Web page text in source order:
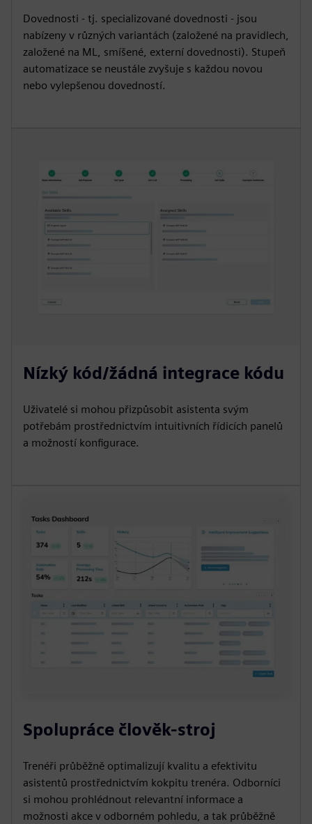
Dovednosti - tj. specializované dovednosti - jsou
nabízeny v různých variantách (založené na pravidlech,
založené na ML, smíšené, externí dovednosti). Stupeň
automatizace se neustále zvyšuje s každou novou
nebo vylepšenou dovedností.
Nízký kód/žádná integrace kódu
Uživatelé si mohou přizpůsobit asistenta svým
potřebám prostřednictvím intuitivních řídicích panelů
a možností konfigurace.
Spolupráce člověk-stroj
Trenéři průběžně optimalizují kvalitu a efektivitu
asistentů prostřednictvím kokpitu trenéra. Odborníci
si mohou prohlédnout relevantní informace a
možnosti akce v odborném pohledu, a tak průběžně